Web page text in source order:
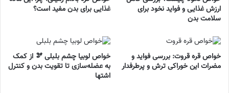
ارزش غذایی و فواید نخود برای
سلامت بدن
غذایی برای بدن مفید است؟
خواص قره قروت: بررسی فواید و
مضرات این خوراکی ترش و پرطرفدار
خواص لوبیا چشم بلبلی 🫘 از کمک
به عضله‌سازی تا تقویت بدن و کنترل
اشتها